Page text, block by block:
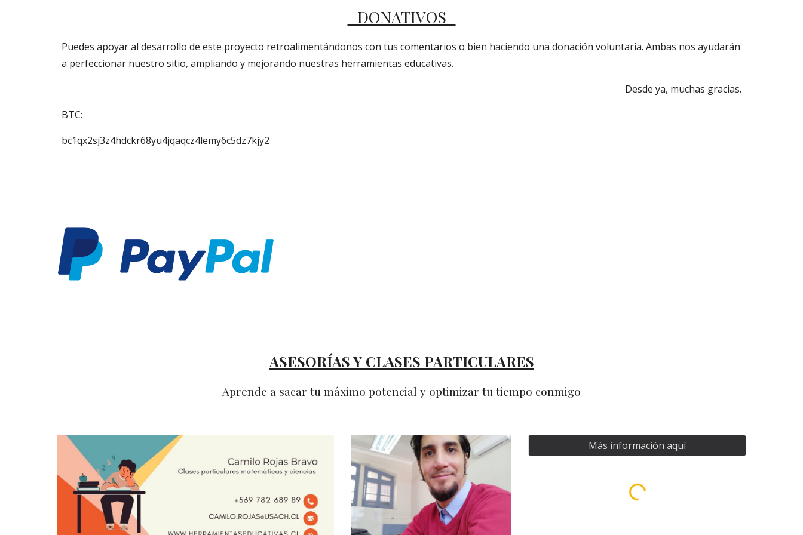
_DONATIVOS_
Puedes apoyar al desarrollo de este proyecto retroalimentándonos con tus comentarios o bien haciendo una donación voluntaria. Ambas nos ayudarán
a perfeccionar nuestro sitio, ampliando y mejorando nuestras herramientas educativas.
Desde ya, muchas gracias.
BTC:
bc1qx2sj3z4hdckr68yu4jqaqcz4lemy6c5dz7kjy2
ASESORÍAS Y CLASES PARTICULARES
Aprende a sacar tu máximo potencial y optimizar tu tiempo conmigo
Más información aquí